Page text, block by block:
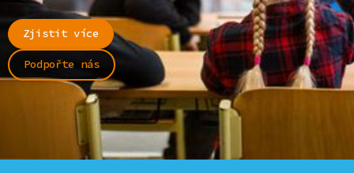
Zjistit více
Podpořte nás